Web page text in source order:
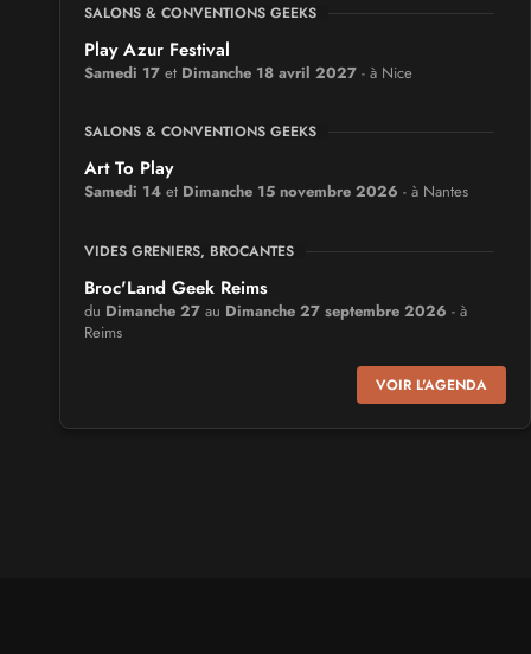
SALONS & CONVENTIONS GEEKS
Play Azur Festival
Samedi 17 et Dimanche 18 avril 2027 - à Nice
SALONS & CONVENTIONS GEEKS
Art To Play
Samedi 14 et Dimanche 15 novembre 2026 - à Nantes
VIDES GRENIERS, BROCANTES
Broc'Land Geek Reims
du Dimanche 27 au Dimanche 27 septembre 2026 - à
Reims
MangAnime
VOIR L'AGENDA